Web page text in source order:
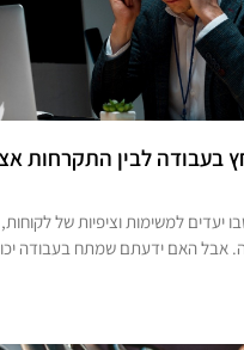
בעבודה לבין התקרחות
יעדים למשימות וציפיות של
אבל האם ידעתם שמתח בעבודה